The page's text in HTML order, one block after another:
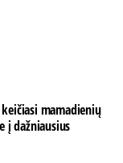
mamadienių
į dažniausius